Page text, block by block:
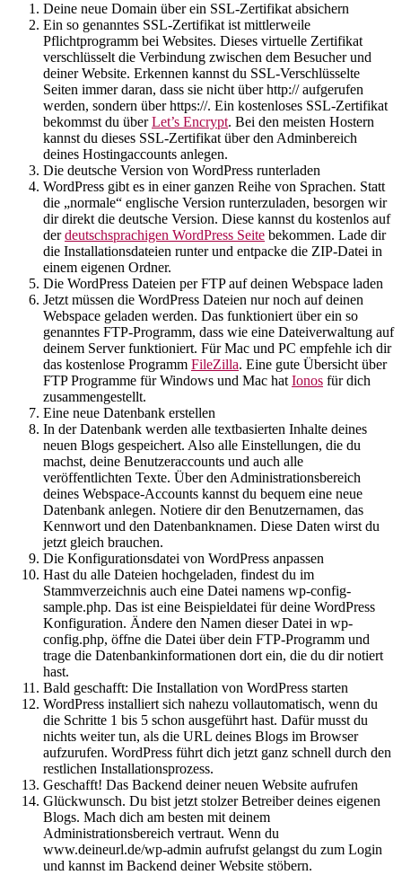
Deine neue Domain über ein SSL-Zertifikat absichern
Ein so genanntes SSL-Zertifikat ist mittlerweile
Pflichtprogramm bei Websites. Dieses virtuelle Zertifikat
verschlüsselt die Verbindung zwischen dem Besucher und
deiner Website. Erkennen kannst du SSL-Verschlüsselte
Seiten immer daran, dass sie nicht über http:// aufgerufen
werden, sondern über https://. Ein kostenloses SSL-Zertifikat
bekommst du überLet’s Encrypt. Bei den meisten Hostern
kannst du dieses SSL-Zertifikat über den Adminbereich
deines Hostingaccounts anlegen.
Die deutsche Version von WordPress runterladen
WordPress gibt es in einer ganzen Reihe von Sprachen. Statt
die „normale“ englische Version runterzuladen, besorgen wir
dir direkt die deutsche Version. Diese kannst du kostenlos auf
derdeutschsprachigen WordPress Seite bekommen. Lade dir
die Installationsdateien runter und entpacke die ZIP-Datei in
einem eigenen Ordner.
Die WordPress Dateien per FTP auf deinen Webspace laden
Jetzt müssen die WordPress Dateien nur noch auf deinen
Webspace geladen werden. Das funktioniert über ein so
genanntes FTP-Programm, dass wie eine Dateiverwaltung auf
deinem Server funktioniert. Für Mac und PC empfehle ich dir
das kostenlose Programm FileZilla. Eine gute Übersicht über
FTP Programme für Windows und Mac hat Ionos für dich
zusammengestellt.
Eine neue Datenbank erstellen
In der Datenbank werden alle textbasierten Inhalte deines
neuen Blogs gespeichert. Also alle Einstellungen, die du
machst, deine Benutzeraccounts und auch alle
veröffentlichten Texte. Über den Administrationsbereich
deines Webspace-Accounts kannst du bequem eine neue
Datenbank anlegen. Notiere dir den Benutzernamen, das
Kennwort und den Datenbanknamen. Diese Daten wirst du
jetzt gleich brauchen.
Die Konfigurationsdatei von WordPress anpassen
Hast du alle Dateien hochgeladen, findest du im
Stammverzeichnis auch eine Datei namens wp-config-
sample.php. Das ist eine Beispieldatei für deine WordPress
Konfiguration. Ändere den Namen dieser Datei in wp-
config.php, öffne die Datei über dein FTP-Programm und
trage die Datenbankinformationen dort ein, die du dir notiert
hast.
Bald geschafft: Die Installation von WordPress starten
WordPress installiert sich nahezu vollautomatisch, wenn du
die Schritte 1 bis 5 schon ausgeführt hast. Dafür musst du
nichts weiter tun, als die URL deines Blogs im Browser
aufzurufen. WordPress führt dich jetzt ganz schnell durch den
restlichen Installationsprozess.
Geschafft! Das Backend deiner neuen Website aufrufen
Glückwunsch. Du bist jetzt stolzer Betreiber deines eigenen
Blogs. Mach dich am besten mit deinem
Administrationsbereich vertraut. Wenn du
www.deineurl.de/wp-admin aufrufst gelangst du zum Login
und kannst im Backend deiner Website stöbern.